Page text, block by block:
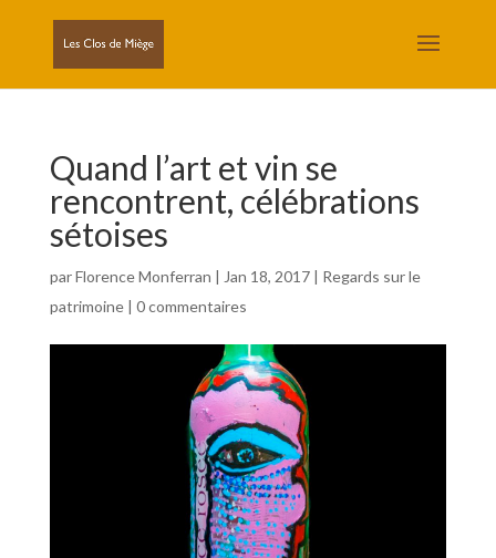
Quand l’art et vin se
rencontrent, célébrations
sétoises
parFlorence Monferran | Jan 18, 2017| Regards sur le
patrimoine| 0 commentaires